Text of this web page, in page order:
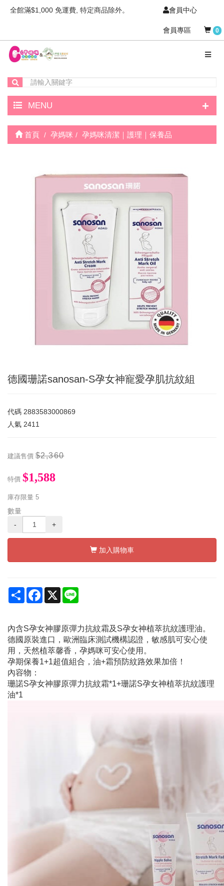
全館滿$1,000 免運費, 特定商品除外。 會員中心
會員專區 0
MENU +
首頁 孕媽咪 孕媽咪清潔｜護理｜保養品
德國珊諾sanosan-S孕女神寵愛孕肌抗紋組
代碼 2883583000869
人氣 2411
建議售價 $2,360
特價 $1,588
庫存限量 5
數量
-
+
加入購物車
Share Facebook
X
內含S孕女神膠原彈力抗紋霜及S孕女神植萃抗紋護理油。
德國原裝進口，歐洲臨床測試機構認證，敏感肌可安心使
用，天然植萃馨香，孕媽咪可安心使用。
孕期保養1+1超值組合，油+霜預防紋路效果加倍！
內容物：
珊諾S孕女神膠原彈力抗紋霜*1+珊諾S孕女神植萃抗紋護理
油*1